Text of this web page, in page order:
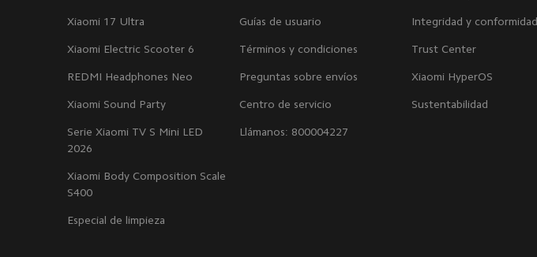
Xiaomi 17 Ultra
Xiaomi Electric Scooter 6
REDMI Headphones Neo
Xiaomi Sound Party
Serie Xiaomi TV S Mini LED
2026
Xiaomi Body Composition Scale
S400
Especial de limpieza
Guías de usuario
Términos y condiciones
Preguntas sobre envíos
Centro de servicio
Llámanos: 800004227
Integridad y conformidad
Trust Center
Xiaomi HyperOS
Sustentabilidad